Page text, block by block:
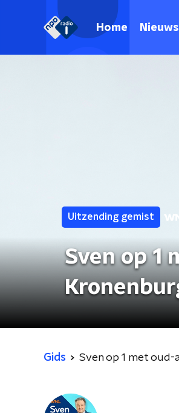
Home Nieuws
Uitzending gemist
Sven op 1
Gids Sven op 1 met oud-